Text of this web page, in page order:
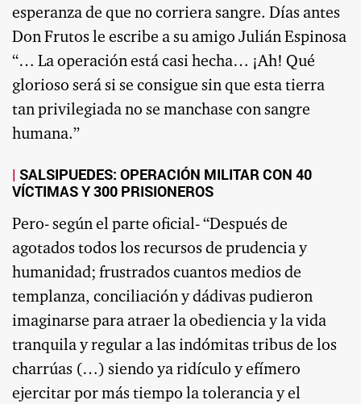
esperanza de que no corriera sangre. Días antes
Don Frutos le escribe a su amigo Julián Espinosa
“… La operación está casi hecha… ¡Ah! Qué
glorioso será si se consigue sin que esta tierra
tan privilegiada no se manchase con sangre
humana.”
SALSIPUEDES: OPERACIÓN MILITAR CON 40
VÍCTIMAS Y 300 PRISIONEROS
Pero- según el parte oficial- “Después de
agotados todos los recursos de prudencia y
humanidad; frustrados cuantos medios de
templanza, conciliación y dádivas pudieron
imaginarse para atraer la obediencia y la vida
tranquila y regular a las indómitas tribus de los
charrúas (…) siendo ya ridículo y efímero
ejercitar por más tiempo la tolerancia y el